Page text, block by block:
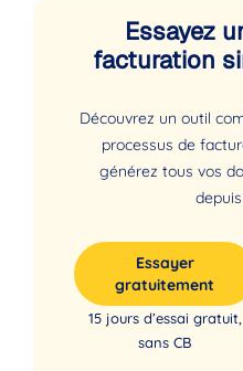
Essayez
facturation
Découvrez un outil
processus de
générez tous vos
Essayer
gratuitement
15 jours d’essai gratuit,
sans CB